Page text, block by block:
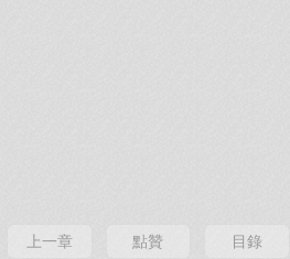
上一章 點贊 目錄